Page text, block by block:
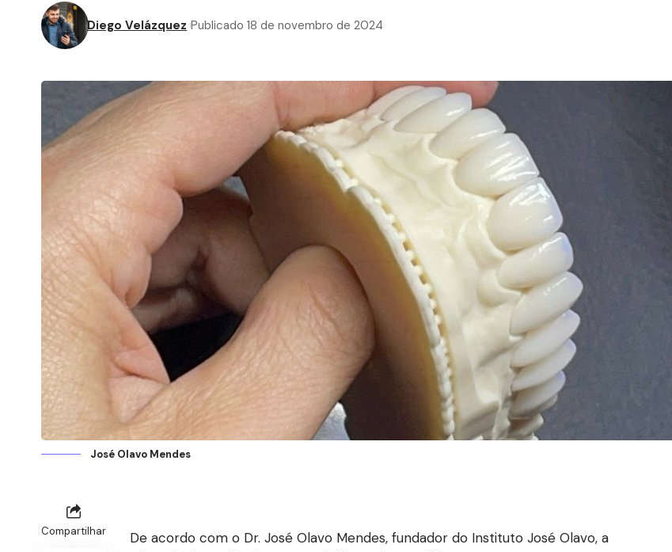
Diego Velázquez Publicado 18 de novembro de 2024
José Olavo Mendes
Compartilhar
De acordo com o Dr. José Olavo Mendes, fundador do Instituto José Olavo, a